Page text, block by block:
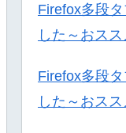
Firefox多段
した～おスス
Firefox多段
した～おスス